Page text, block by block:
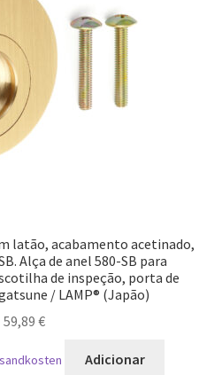
latão, acabamento acetinado,
Alça de anel 580-SB para
de inspeção, porta de
/ LAMP® (Japão)
59,89 €
Adicionar